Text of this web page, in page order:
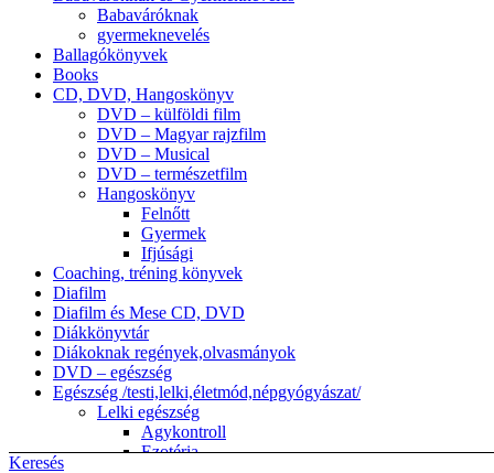
Babaváróknak
gyermeknevelés
Ballagókönyvek
Books
CD, DVD, Hangoskönyv
DVD – külföldi film
DVD – Magyar rajzfilm
DVD – Musical
DVD – természetfilm
Hangoskönyv
Felnőtt
Gyermek
Ifjúsági
Coaching, tréning könyvek
Diafilm
Diafilm és Mese CD, DVD
Diákkönyvtár
Diákoknak regények,olvasmányok
DVD – egészség
Egészség /testi,lelki,életmód,népgyógyászat/
Lelki egészség
Agykontroll
Ezotéria
Keresés